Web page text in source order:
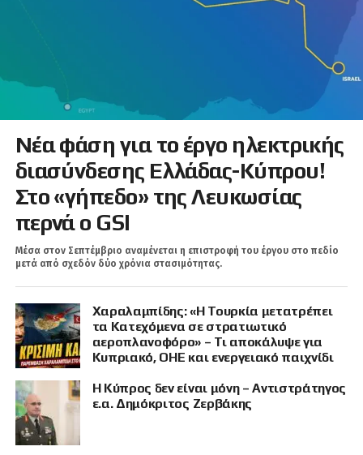
Νέα φάση για το έργο ηλεκτρικής
διασύνδεσης Ελλάδας-Κύπρου!
Στο «γήπεδο» της Λευκωσίας
περνά ο GSI
Μέσα στον Σεπτέμβριο αναμένεται η επιστροφή του έργου στο πεδίο
μετά από σχεδόν δύο χρόνια στασιμότητας.
Χαραλαμπίδης: «Η Τουρκία μετατρέπει
τα Κατεχόμενα σε στρατιωτικό
αεροπλανοφόρο» – Τι αποκάλυψε για
Κυπριακό, ΟΗΕ και ενεργειακό παιχνίδι
Η Κύπρος δεν είναι μόνη – Αντιστράτηγος
ε.α. Δημόκριτος Ζερβάκης